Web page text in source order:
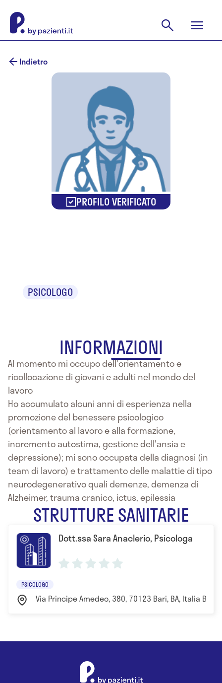
Indietro
PROFILO VERIFICATO
PSICOLOGO
INFORMAZIONI
Al momento mi occupo dell'orientamento e
ricollocazione di giovani e adulti nel mondo del
lavoro
Ho accumulato alcuni anni di esperienza nella
promozione del benessere psicologico
(orientamento al lavoro e alla formazione,
incremento autostima, gestione dell'ansia e
depressione); mi sono occupata della diagnosi (in
team di lavoro) e trattamento delle malattie di tipo
neurodegenerativo quali demenze, demenza di
Alzheimer, trauma cranico, ictus, epilessia
STRUTTURE SANITARIE
Dott.ssa Sara Anaclerio, Psicologa
PSICOLOGO
Via Principe Amedeo, 380, 70123 Bari, BA, Italia Bari